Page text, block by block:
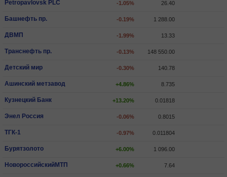
Petropavlovsk PLC -1.05% 26.40
Башнефть пр. -0.19% 1 288.00
ДВМП -1.99% 13.33
Транснефть пр. -0.13% 148 550.00
Детский мир -0.30% 140.78
Ашинский метзавод +4.86% 8.735
Кузнецкий Банк +13.20% 0.01818
Энел Россия -0.06% 0.8015
ТГК-1 -0.97% 0.011804
Бурятзолото +6.00% 1 096.00
НовороссийскийМТП +0.66% 7.64